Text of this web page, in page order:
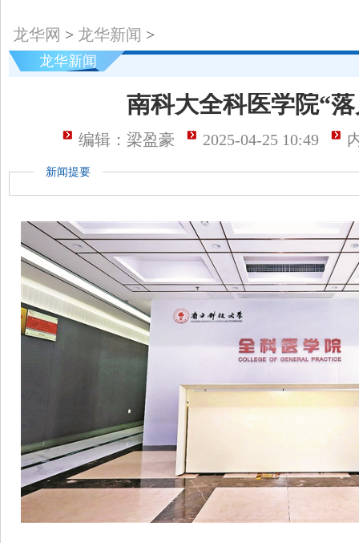
龙华网 > 龙华新闻 >
龙华新闻
南科大全科医学院“
编辑：梁盈豪 2025-04-25 10:49
新闻提要